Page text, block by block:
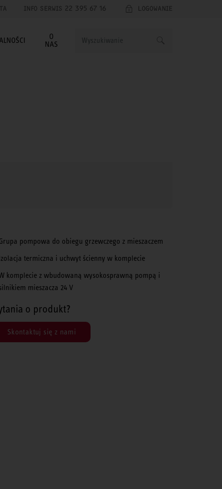
INFO SERWIS 22 395 67 16 LOGOWANIE
O
NAS
pompowa do obiegu grzewczego z mieszaczem
termiczna i uchwyt ścienny w komplecie
komplecie z wbudowaną wysokosprawną pompą i
mieszacza 24 V
o produkt?
Skontaktuj się z nami